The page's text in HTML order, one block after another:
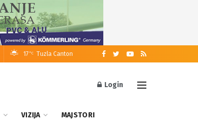
17 °C Tuzla Canton
Login
VIZIJA MAJSTORI